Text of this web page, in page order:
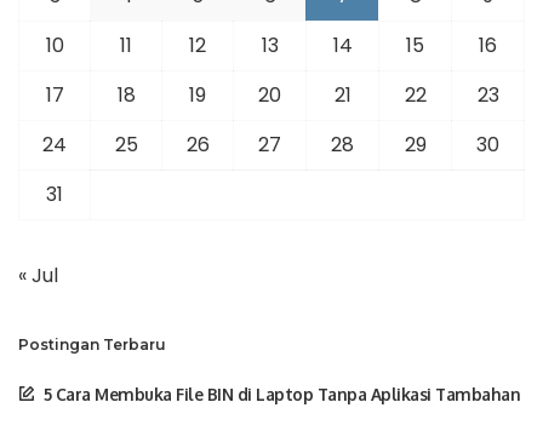
10
11 12 13 14 15
16
17
18 19 20 21 22
23
24
25 26 27 28 29
30
31
« Jul
Postingan Terbaru
5 Cara Membuka File BIN di Laptop Tanpa Aplikasi Tambahan